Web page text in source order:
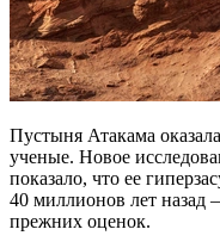
Пустыня Атакама
ученые. Новое
показало, что ее
40 миллионов лет
прежних оценок.